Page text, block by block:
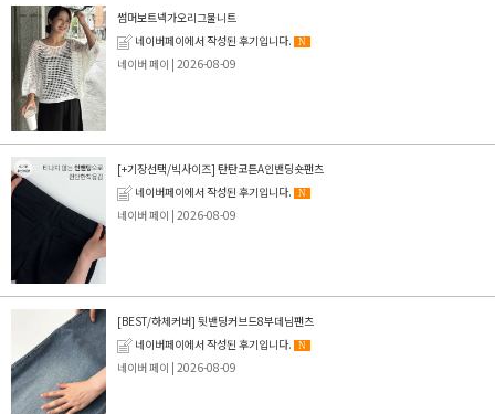
썸머보트넥가오리그물니트
네이버페이에서 작성된 후기입니다.
N
네이버 페이 | 2026-08-09
[+기장선택/빅사이즈] 탄탄코튼A인밴딩숏팬츠
네이버페이에서 작성된 후기입니다.
N
네이버 페이 | 2026-08-09
[BEST/하체커버] 뒷밴딩커브드8부데님팬츠
네이버페이에서 작성된 후기입니다.
N
네이버 페이 | 2026-08-09